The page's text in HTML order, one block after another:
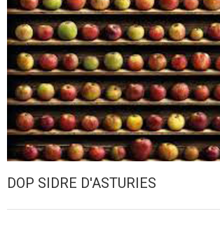
DOP SIDRE D'ASTURIES